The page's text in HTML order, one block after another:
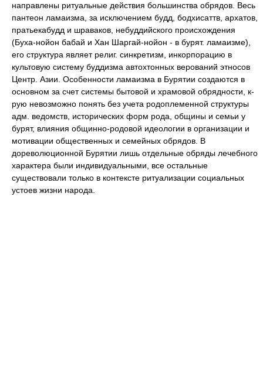
направлены ритуальные действия большинства обрядов. Весь
пантеон ламаизма, за исключением будд, бодхисаттв, архатов,
пратьекабудд и шраваков, небуддийского происхождения
(Буха-нойон бабай и Хан Шаргай-нойон - в бурят. ламаизме),
его структура являет религ. синкретизм, инкорпорацию в
культовую систему буддизма автохтонных верований этносов
Центр. Азии. Особенности ламаизма в Бурятии создаются в
основном за счет системы бытовой и храмовой обрядности, к-
рую невозможно понять без учета родоплеменной структуры
адм. ведомств, исторических форм рода, общины и семьи у
бурят, влияния общинно-родовой идеологии в организации и
мотивации общественных и семейных обрядов. В
дореволюционной Бурятии лишь отдельные обряды лечебного
характера были индивидуальными, все остальные
существовали только в контексте ритуализации социальных
устоев жизни народа.